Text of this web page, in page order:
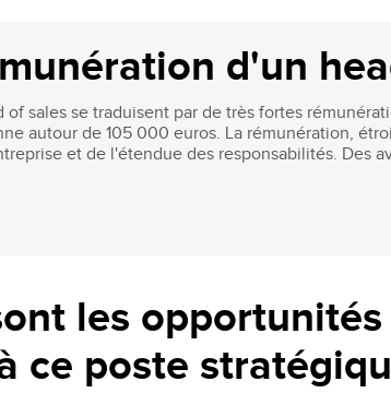
d'un
sales se traduisent par de très fortes
autour de 105 000 euros. La rémunération,
et de l'étendue des responsabilités. Des
les
ce poste